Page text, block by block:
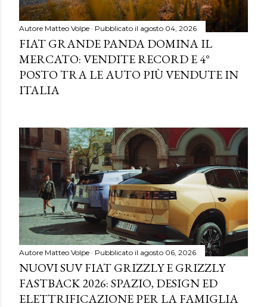
Autore Matteo Volpe Pubblicato il agosto 04, 2026
FIAT GRANDE PANDA DOMINA IL
MERCATO: VENDITE RECORD E 4°
POSTO TRA LE AUTO PIÙ VENDUTE IN
ITALIA
Autore Matteo Volpe Pubblicato il agosto 06, 2026
NUOVI SUV FIAT GRIZZLY E GRIZZLY
FASTBACK 2026: SPAZIO, DESIGN ED
ELETTRIFICAZIONE PER LA FAMIGLIA